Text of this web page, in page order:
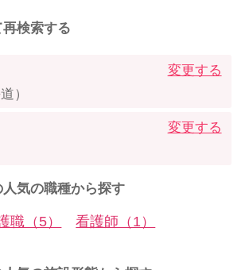
検索する
）
変更する
変更する
気の職種から探す
職（5） 看護師（1）